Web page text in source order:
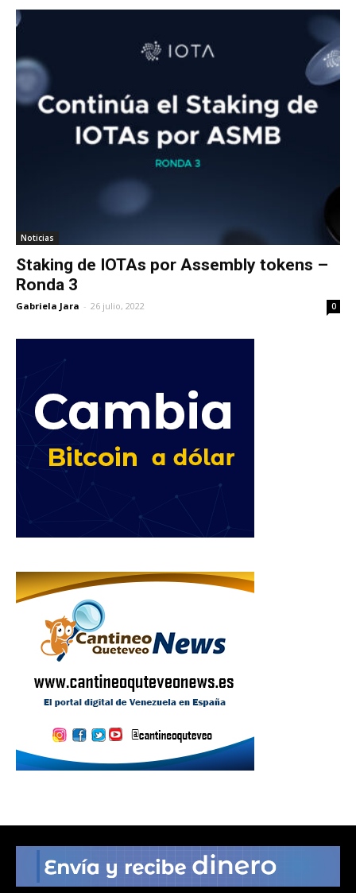
Noticias
Staking de IOTAs por Assembly tokens –
Ronda 3
Gabriela Jara - 26 julio, 2022 0